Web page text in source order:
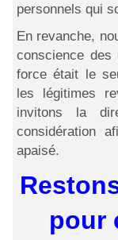
personnels qui
En revanche,
conscience
force était le
les légitimes
invitons la
considération
apaisé.
pour